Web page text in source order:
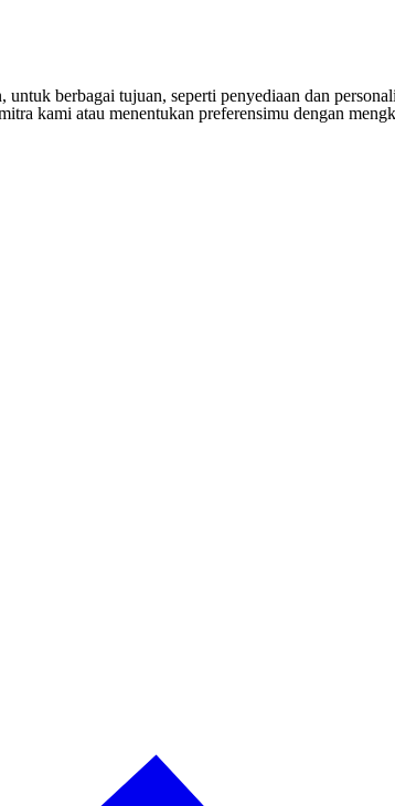
berbagai tujuan, seperti penyediaan dan
kami atau menentukan preferensimu dengan